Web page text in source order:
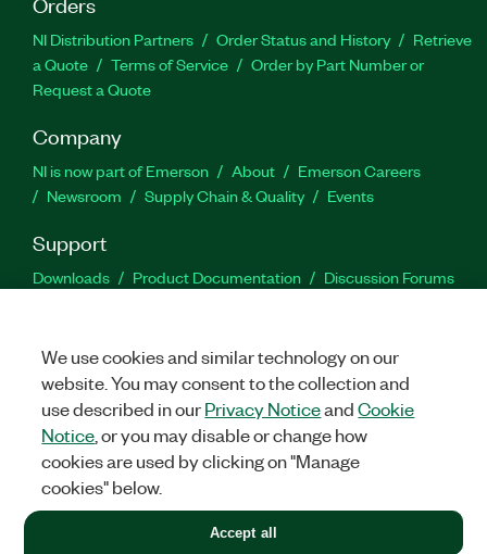
NI Distribution Partners Order Status and History
Retrieve
a Quote
Terms of Service
Order by Part Number or
Request a Quote
Company
NI is now part of Emerson About
Emerson Careers
Newsroom
Supply Chain & Quality Events
Support
Downloads Product Documentation
Discussion Forums
Facebook
TwitterLinkedIn
©2026NATIONAL INSTRUMENTS CORP. ALL RIGHTS RESERVED.
+1 877 388 1952
We use cookies and similar technology on our
website. You may consent to the collection and
use described in ourPrivacy NoticeandCookie
Notice , or you may disable or change how
cookies are used by clicking on "Manage
cookies" below.
Accept all